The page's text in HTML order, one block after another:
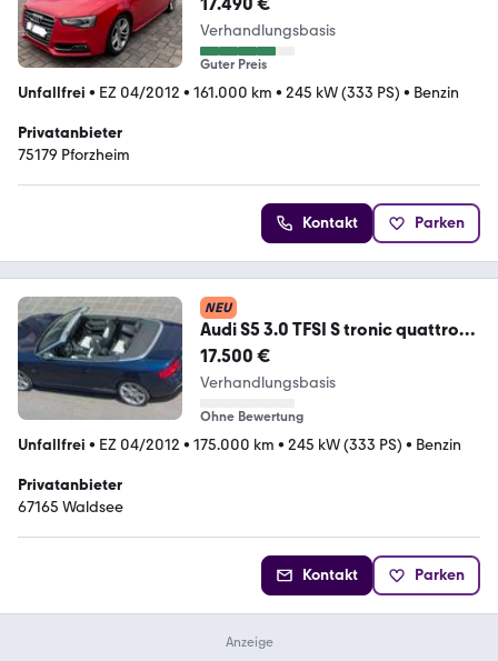
Verhandlungsbasis
Guter Preis
Unfallfrei • EZ 04/2012 • 161.000 km • 245 kW (333 PS) • Benzin
Privatanbieter
75179 Pforzheim
Kontakt Parken
NEU
Audi S5 3.0 TFSI S tronic quattro
Cabriolet -
17.500 €
Verhandlungsbasis
Ohne Bewertung
Unfallfrei • EZ 04/2012 • 175.000 km • 245 kW (333 PS) • Benzin
Privatanbieter
67165 Waldsee
Kontakt Parken